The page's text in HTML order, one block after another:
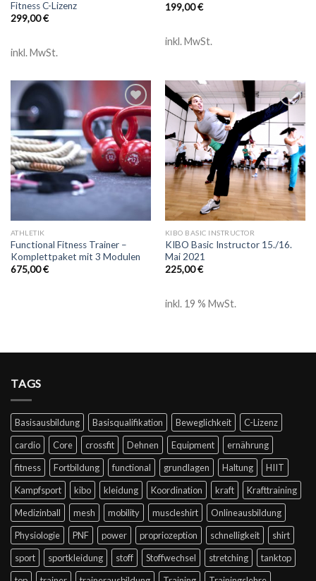
Fitness C-Lizenz
299,00€
inkl. MwSt.
199,00€
inkl. MwSt.
Add to
wishlist
ATHLETIK
Functional Fitness Trainer –
Komplettpaket mit 3 Modulen
675,00€
Add to
wishlist
KIBO BASIC INSTRUCTOR
KIBO Basic Instructor 15./16.
Mai 2021
225,00€
inkl. 19 % MwSt.
TAGS
Basisausbildung Basisqualifikation Beweglichkeit
C-Lizenz
cardio
Core crossfit Dehnen Equipment
ernährung
fitness
Fortbildung functional grundlagen Haltung
HIIT
Kampfsport
kibo kleidung Koordination kraft
Krafttraining
Medizinball
mesh mobility muscleshirt
Onlineausbildung
Physiologie
PNF power propriozeption schnelligkeit
shirt
sport
sportkleidung stoff Stoffwechsel stretching
tanktop